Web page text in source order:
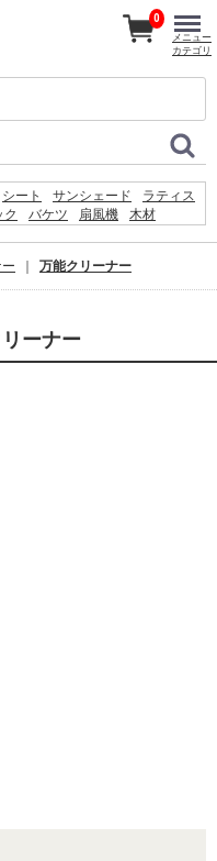
シート サンシェード
ラティス
ク バケツ 扇風機
木材
0
メニュー
カテゴリ
万能クリーナー
ーナー